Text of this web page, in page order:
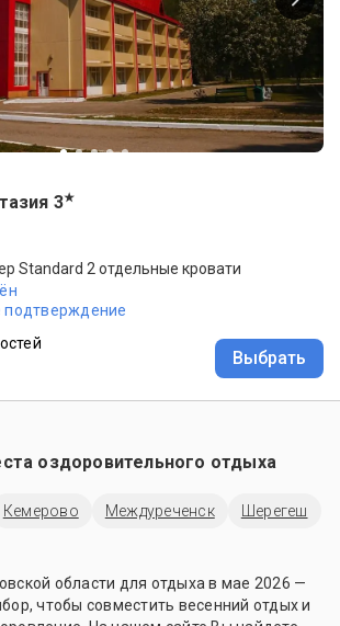
3★
Standard 2 отдельные кровати
Выбрать
оздоровительного отдыха
Кемерово Междуреченск Шерегеш
области для отдыха в мае 2026 —
чтобы совместить весенний отдых и